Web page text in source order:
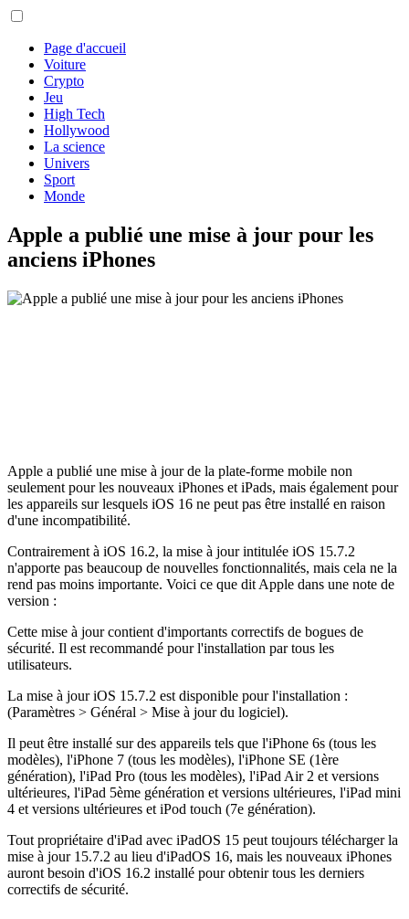
Page d'accueil
Voiture
Crypto
Jeu
High Tech
Hollywood
La science
Univers
Sport
Monde
Apple a publié une mise à jour pour les
anciens iPhones
Apple a publié une mise à jour de la plate-forme mobile non
seulement pour les nouveaux iPhones et iPads, mais également pour
les appareils sur lesquels iOS 16 ne peut pas être installé en raison
d'une incompatibilité.
Contrairement à iOS 16.2, la mise à jour intitulée iOS 15.7.2
n'apporte pas beaucoup de nouvelles fonctionnalités, mais cela ne la
rend pas moins importante. Voici ce que dit Apple dans une note de
version :
Cette mise à jour contient d'importants correctifs de bogues de
sécurité. Il est recommandé pour l'installation par tous les
utilisateurs.
La mise à jour iOS 15.7.2 est disponible pour l'installation :
(Paramètres > Général > Mise à jour du logiciel).
Il peut être installé sur des appareils tels que l'iPhone 6s (tous les
modèles), l'iPhone 7 (tous les modèles), l'iPhone SE (1ère
génération), l'iPad Pro (tous les modèles), l'iPad Air 2 et versions
ultérieures, l'iPad 5ème génération et versions ultérieures, l'iPad mini
4 et versions ultérieures et iPod touch (7e génération).
Tout propriétaire d'iPad avec iPadOS 15 peut toujours télécharger la
mise à jour 15.7.2 au lieu d'iPadOS 16, mais les nouveaux iPhones
auront besoin d'iOS 16.2 installé pour obtenir tous les derniers
correctifs de sécurité.